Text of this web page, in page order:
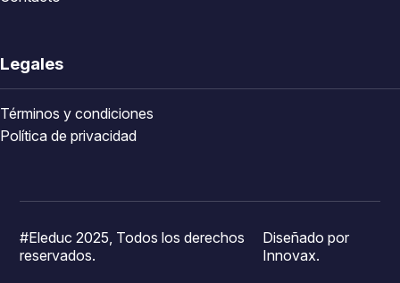
Legales
Términos y condiciones
Política de privacidad
#Eleduc 2025, Todos los derechos
reservados.
Diseñado por
Innovax.